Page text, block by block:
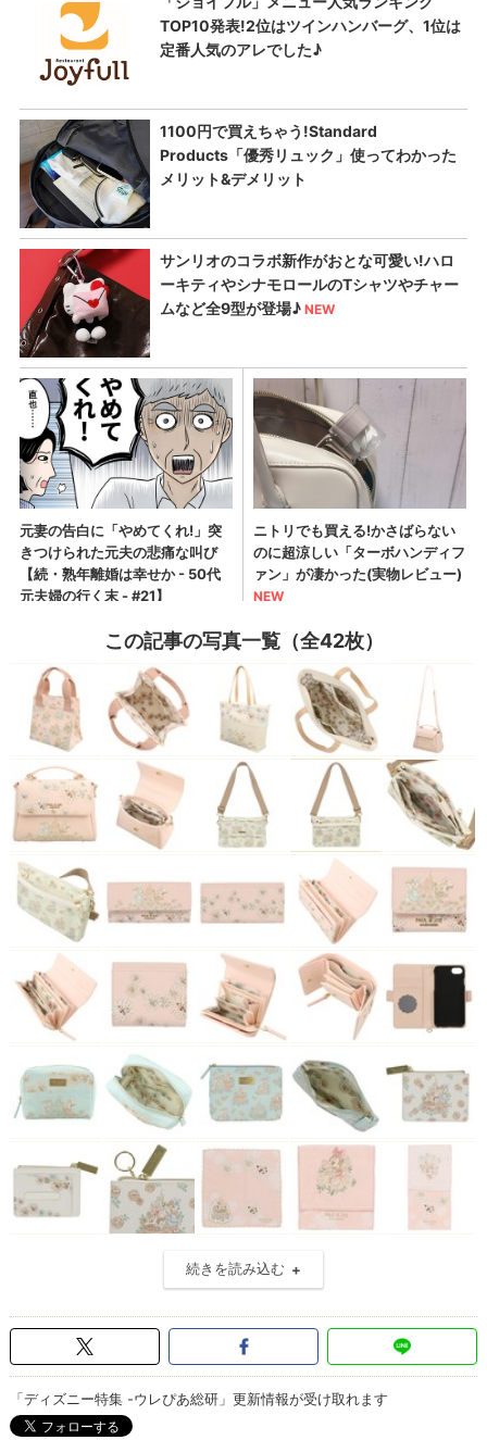
この記事の写真一覧（全42枚）
続きを読み込む
「ディズニー特集 -ウレぴあ総研」更新情報が受け取れます